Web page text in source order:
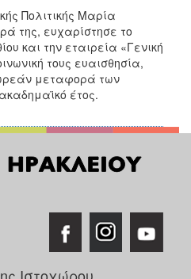
Πολιτικής Μαρία
της, ευχαρίστησε το
και την εταιρεία «Γενική
τους ευαισθησία,
μεταφορά των
έτος.
Ιστοχώρου